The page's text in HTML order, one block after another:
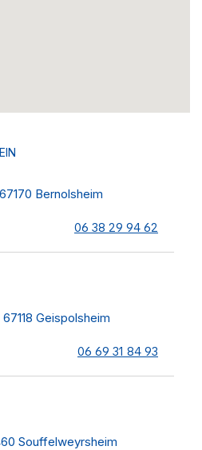
Bernolsheim
06 38 29 94 62
Geispolsheim
06 69 31 84 93
Souffelweyrsheim